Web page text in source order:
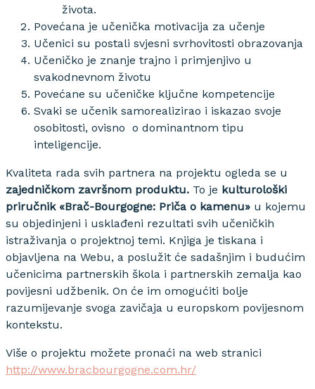
života.
Povećana je učenička motivacija za učenje
Učenici su postali svjesni svrhovitosti obrazovanja
Učeničko je znanje trajno i primjenjivo u
svakodnevnom životu
Povećane su učeničke ključne kompetencije
Svaki se učenik samorealizirao i iskazao svoje
osobitosti, ovisno o dominantnom tipu
inteligencije.
Kvaliteta rada svih partnera na projektu ogleda se u
zajedničkom završnom produktu. To je kulturološki
priručnik «Brač-Bourgogne: Priča o kamenu» u kojemu
su objedinjeni i usklađeni rezultati svih učeničkih
istraživanja o projektnoj temi. Knjiga je tiskana i
objavljena na Webu, a poslužit će sadašnjim i budućim
učenicima partnerskih škola i partnerskih zemalja kao
povijesni udžbenik. On će im omogućiti bolje
razumijevanje svoga zavičaja u europskom povijesnom
kontekstu.
Više o projektu možete pronaći na web stranici
http://www.bracbourgogne.com.hr/